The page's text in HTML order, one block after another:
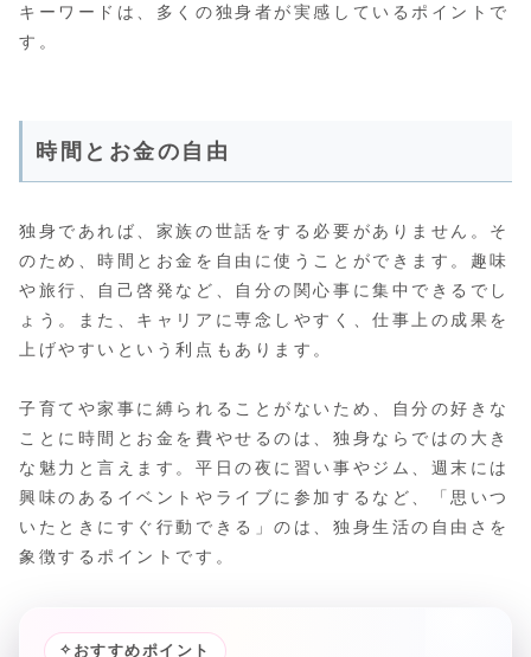
キーワードは、多くの独身者が実感しているポイントで
す。
時間とお金の自由
独身であれば、家族の世話をする必要がありません。そ
のため、時間とお金を自由に使うことができます。趣味
や旅行、自己啓発など、自分の関心事に集中できるでし
ょう。また、キャリアに専念しやすく、仕事上の成果を
上げやすいという利点もあります。
子育てや家事に縛られることがないため、自分の好きな
ことに時間とお金を費やせるのは、独身ならではの大き
な魅力と言えます。平日の夜に習い事やジム、週末には
興味のあるイベントやライブに参加するなど、「思いつ
いたときにすぐ行動できる」のは、独身生活の自由さを
象徴するポイントです。
✧ おすすめポイント